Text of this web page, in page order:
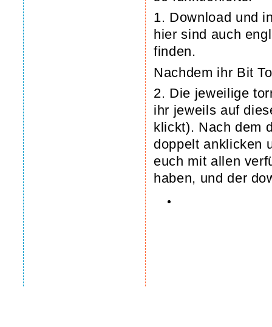
1. Download und
hier sind auch
finden.
Nachdem ihr Bit
2. Die jeweilige
ihr jeweils auf
klickt). Nach dem
doppelt anklicken
euch mit allen
haben, und der